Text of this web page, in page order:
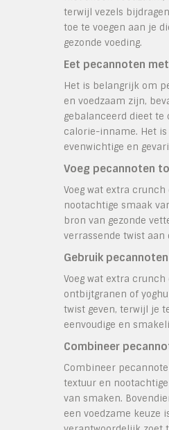
terwijl vezels
toe te voegen aan je
gezonde voeding.
Eet pecannoten
Het is belangrijk om
en voedzaam zijn,
gebalanceerd dieet te
calorie-inname. Het
evenwichtige en
Voeg pecannoten
Voeg wat extra
nootachtige smaak
bron van gezonde
verrassende twist aan
Gebruik
Voeg wat extra
ontbijtgranen of
twist geven, terwijl je
eenvoudige en
Combineer
Combineer
textuur en
van smaken.
een voedzame keuze